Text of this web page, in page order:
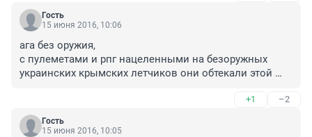
Гость
15 июня 2016, 10:06
ага без оружия,
с пулеметами и рпг нацеленными на безоружных
украинских крымских летчиков они обтекали этой
+1 –2
Гость
15 июня 2016, 10:05